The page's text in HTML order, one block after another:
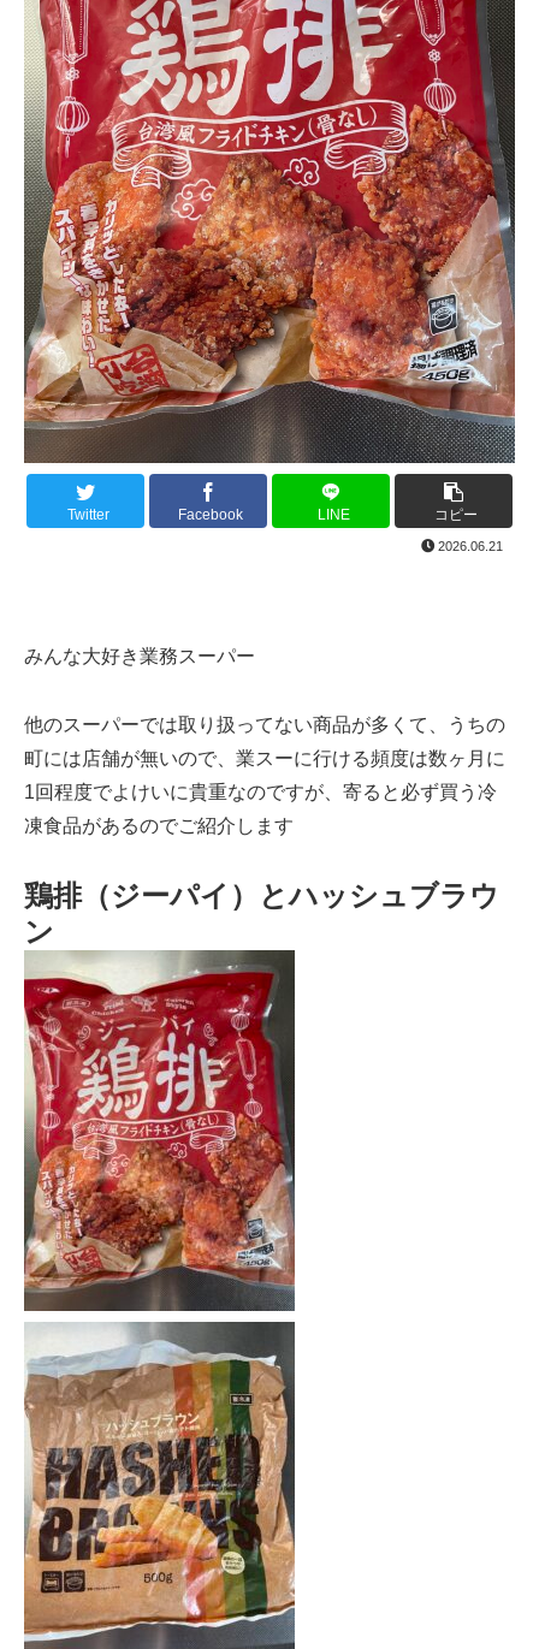
Twitter Facebook LINE コピー
2026.06.21
みんな大好き業務スーパー
他のスーパーでは取り扱ってない商品が多くて、うちの
町には店舗が無いので、業スーに行ける頻度は数ヶ月に
1回程度でよけいに貴重なのですが、寄ると必ず買う冷
凍食品があるのでご紹介します
鶏排（ジーパイ）とハッシュブラウ
ン